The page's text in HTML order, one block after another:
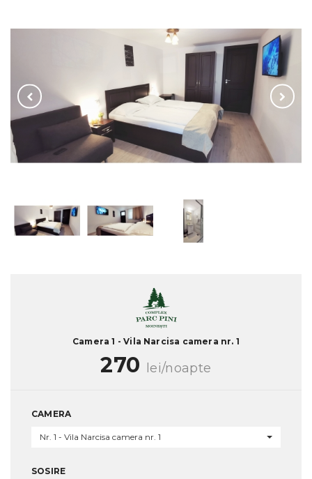
Camera 1 - Vila Narcisa camera nr. 1
270 lei/noapte
CAMERA
Nr. 1 - Vila Narcisa camera nr. 1
SOSIRE